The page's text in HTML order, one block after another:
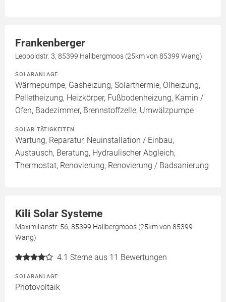
Frankenberger
Leopoldstr. 3, 85399 Hallbergmoos (25km von 85399 Wang)
SOLARANLAGE
Wärmepumpe, Gasheizung, Solarthermie, Ölheizung,
Pelletheizung, Heizkörper, Fußbodenheizung, Kamin /
Ofen, Badezimmer, Brennstoffzelle, Umwälzpumpe
SOLAR TÄTIGKEITEN
Wartung, Reparatur, Neuinstallation / Einbau,
Austausch, Beratung, Hydraulischer Abgleich,
Thermostat, Renovierung, Renovierung / Badsanierung
Kili Solar Systeme
Maximilianstr. 56, 85399 Hallbergmoos (25km von 85399
Wang)
4.1 Sterne aus 11 Bewertungen
SOLARANLAGE
Photovoltaik